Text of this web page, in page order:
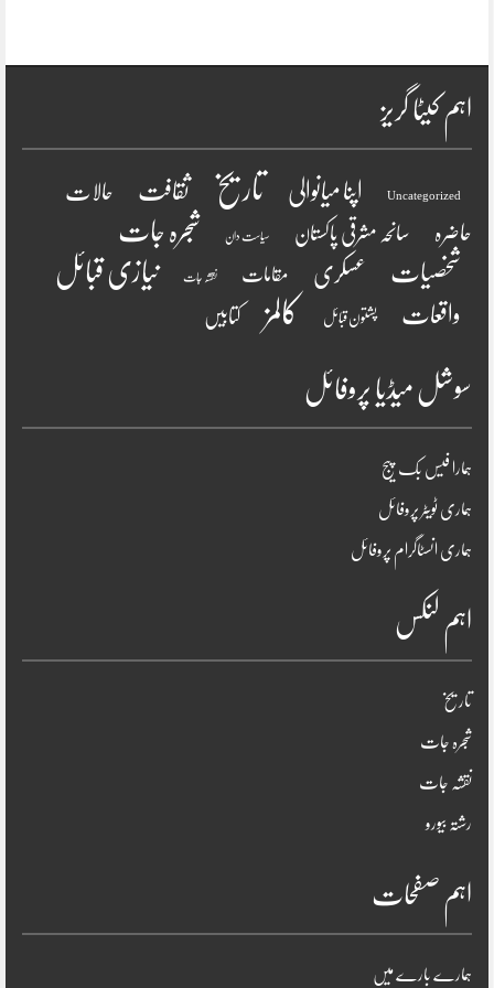
اہم کیٹا گریز
Uncategorized اپنا میانوالی تاریخ ثقافت حالات
حاضرہ سانحہ مشرقی پاکستان سیاست دان شجرہ جات
شخصیات عسکری مقامات نقشہ جات نیازی قبائل
واقعات پشتون قبائل کالمز کتابیں
سوشل میڈیا پروفائل
ہمارا فیس بک پیج
ہماری ٹویٹر پروفائل
ہماری انسٹاگرام پروفائل
اہم لنکس
تاریخ
شجرہ جات
نقشہ جات
رشتہ بیورو
اہم صفحات
ہمارے بارے میں